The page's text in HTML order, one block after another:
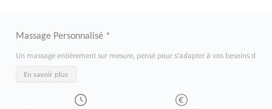
Massage Personnalisé *
Un massage entièrement sur mesure, pensé pour s’adapter à vos besoins du
En savoir plus